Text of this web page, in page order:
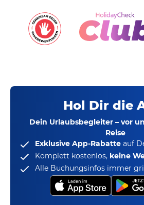
Hol Dir die
Dein Urlaubsbegleiter – vor
Reise
Exklusive App-Rabatte auf
Komplett kostenlos, keine
Alle Buchungsinfos immer